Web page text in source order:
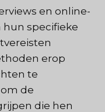
en online-
specifieke
erop
te
de
die hen